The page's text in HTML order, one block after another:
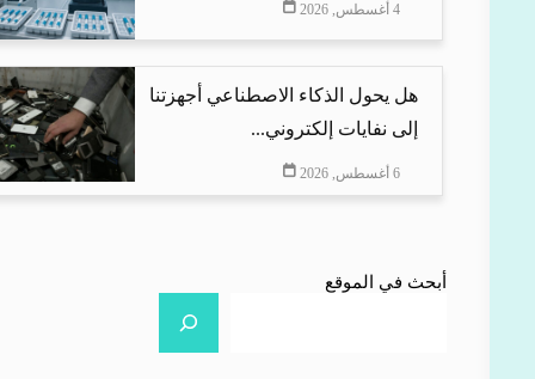
4 أغسطس, 2026
هل يحول الذكاء الاصطناعي أجهزتنا
إلى نفايات إلكتروني...
6 أغسطس, 2026
أبحث في الموقع